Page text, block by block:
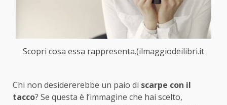
Scopri cosa essa rappresenta.(ilmaggiodeilibri.it
Chi non desidererebbe un paio di scarpe con il
tacco? Se questa è l’immagine che hai scelto,